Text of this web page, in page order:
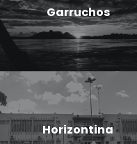
Garruchos
Horizontina